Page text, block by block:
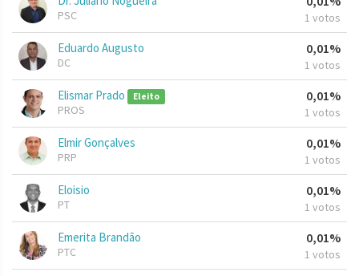
PSC 1 votos
Eduardo Augusto
DC
0,01%
1 votos
Elismar Prado Eleito
PROS
0,01%
1 votos
Elmir Gonçalves
PRP
0,01%
1 votos
Eloisio
PT
0,01%
1 votos
Emerita Brandão
PTC
0,01%
1 votos